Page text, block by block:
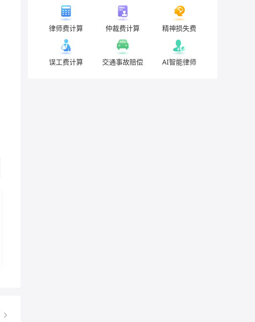
律师费计算 仲裁费计算 精神损失费
误工费计算 交通事故赔偿 AI智能律师